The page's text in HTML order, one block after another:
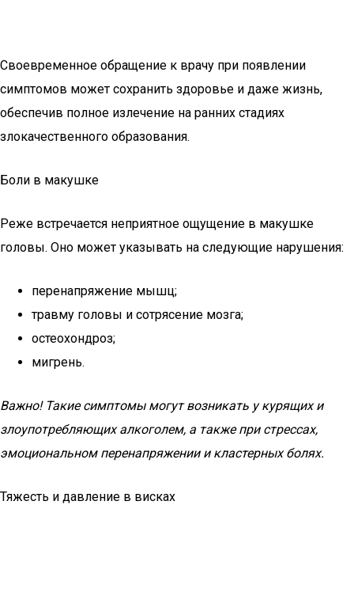
Своевременное обращение к врачу при появлении
симптомов может сохранить здоровье и даже жизнь,
обеспечив полное излечение на ранних стадиях
злокачественного образования.
Боли в макушке
Реже встречается неприятное ощущение в макушке
головы. Оно может указывать на следующие нарушения:
перенапряжение мышц;
травму головы и сотрясение мозга;
остеохондроз;
мигрень.
Важно! Такие симптомы могут возникать у курящих и
злоупотребляющих алкоголем, а также при стрессах,
эмоциональном перенапряжении и кластерных болях.
Тяжесть и давление в висках